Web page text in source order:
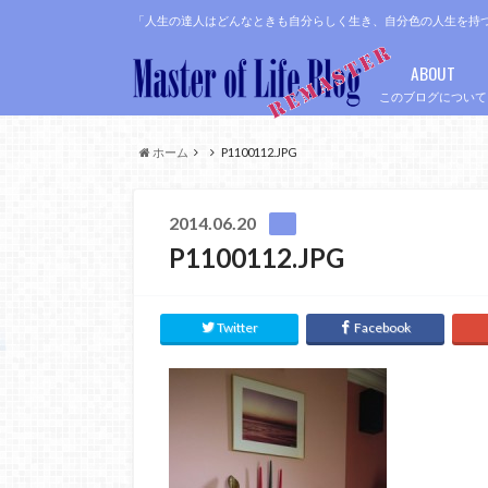
「人生の達人はどんなときも自分らしく生き、自分色の人生を持
このブログについて
ABOUT
ホーム P1100112.JPG
2014.06.20
P1100112.JPG
Twitter Facebook